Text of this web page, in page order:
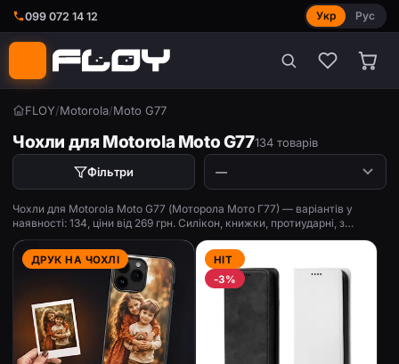
099 072 14 12 Укр Рус
FLOY/Motorola/Moto G77
Чохли для Motorola Moto G77134 товарів
Фільтри
Чохли для Motorola Moto G77 (Моторола Мото Г77) — варіантів у
наявності: 134, ціни від 269 грн. Силікон, книжки, протиударні, з
принтом.
ДРУК НА ЧОХЛІ
HIT
-3%